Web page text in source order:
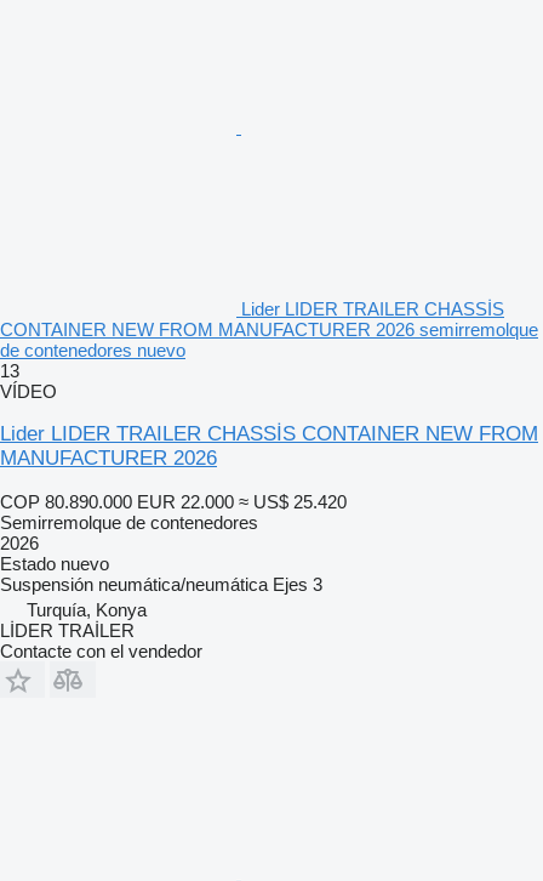
Lider LIDER TRAILER CHASSİS
CONTAINER NEW FROM MANUFACTURER 2026 semirremolque
de contenedores nuevo
13
VÍDEO
Lider LIDER TRAILER CHASSİS CONTAINER NEW FROM
MANUFACTURER 2026
COP 80.890.000 EUR 22.000 ≈ US$ 25.420
Semirremolque de contenedores
2026
Estado nuevo
Suspensión neumática/neumática Ejes 3
Turquía, Konya
LİDER TRAİLER
Contacte con el vendedor